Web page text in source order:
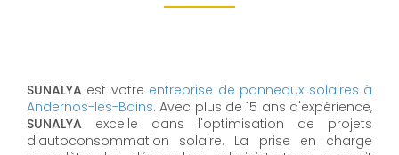
SUNALYA est votre entreprise de panneaux solaires à
Andernos-les-Bains. Avec plus de 15 ans d'expérience,
SUNALYA excelle dans l'optimisation de projets
d'autoconsommation solaire. La prise en charge